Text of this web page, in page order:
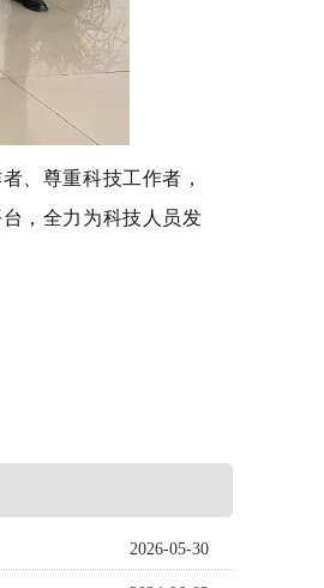
、尊重科技工作者，
，全力为科技人员发
2026-05-30